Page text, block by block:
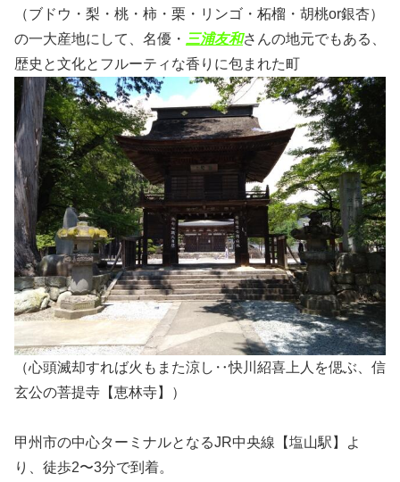
（ブドウ・梨・桃・柿・栗・リンゴ・柘榴・胡桃or銀杏）
の一大産地にして、名優・ 三浦友和さんの地元でもある、
歴史と文化とフルーティな香りに包まれた町
（心頭滅却すれば火もまた涼し‥快川紹喜上人を偲ぶ、信
玄公の菩提寺【恵林寺】）
甲州市の中心ターミナルとなるJR中央線【塩山駅】よ
り、徒歩2〜3分で到着。